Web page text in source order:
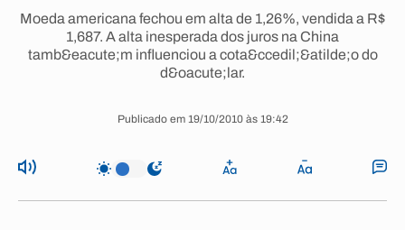
Moeda americana fechou em alta de 1,26%, vendida a R$
1,687. A alta inesperada dos juros na China
tamb&eacute;m influenciou a cota&ccedil;&atilde;o do
d&oacute;lar.
Publicado em 19/10/2010 às 19:42